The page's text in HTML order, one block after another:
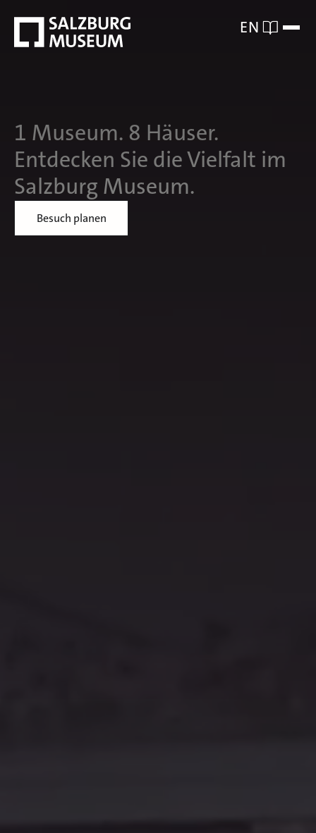
EN
1 Museum. 8 Häuser.
Entdecken Sie die Vielfalt im
Salzburg Museum.
Besuch planen